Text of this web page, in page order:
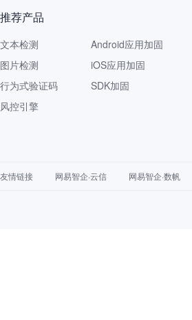
推荐产品
文本检测
图片检测
行为式验证码
风控引擎
Android应用加固
iOS应用加固
SDK加固
友情链接 网易智企·云信 网易智企·数帆